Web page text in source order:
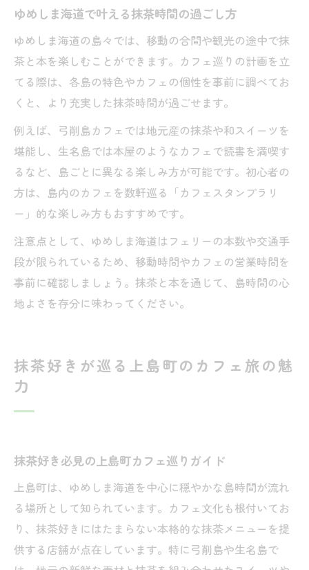
ゆめしま海道で叶える抹茶時間の過ごし方
ゆめしま海道の島々では、移動の合間や観光の途中で抹
茶と本を楽しむことができます。カフェ巡りの計画を立
てる際は、各島の特色やカフェの個性を事前に調べてお
くと、より充実した抹茶時間が過ごせます。
例えば、弓削島カフェでは地元産の抹茶や和スイーツを
堪能し、生名島では本屋のようなカフェで読書を満喫す
るなど、島ごとに異なる楽しみ方が可能です。初心者の
方は、島内のカフェを数軒巡る「カフェスタンプラリ
ー」的な楽しみ方もおすすめです。
注意点として、ゆめしま海道はフェリーの本数や交通手
段が限られているため、移動時間やカフェの営業時間を
事前に確認しましょう。抹茶と本を通じて、島時間の心
地よさを存分に味わってください。
抹茶好きが巡る上島町のカフェ旅の魅
力
抹茶好き必見の上島町カフェ巡りガイド
上島町は、ゆめしま海道を中心に穏やかな島時間が流れ
る場所として知られています。カフェ文化も根付いてお
り、抹茶好きにはたまらない本格的な抹茶メニューを提
供する店舗が点在しています。特に弓削島や生名島で